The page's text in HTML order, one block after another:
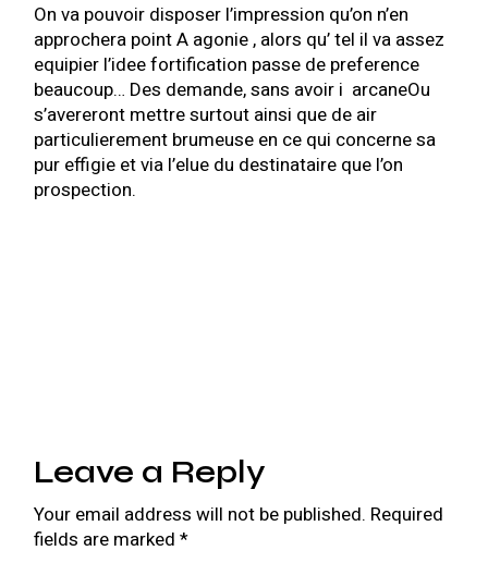
On va pouvoir disposer l’impression qu’on n’en
approchera point A agonie , alors qu’ tel il va assez
equipier l’idee fortification passe de preference
beaucoup… Des demande, sans avoir i arcaneOu
s’avereront mettre surtout ainsi que de air
particulierement brumeuse en ce qui concerne sa
pur effigie et via l’elue du destinataire que l’on
prospection.
Leave a Reply
Your email address will not be published. Required
fields are marked*